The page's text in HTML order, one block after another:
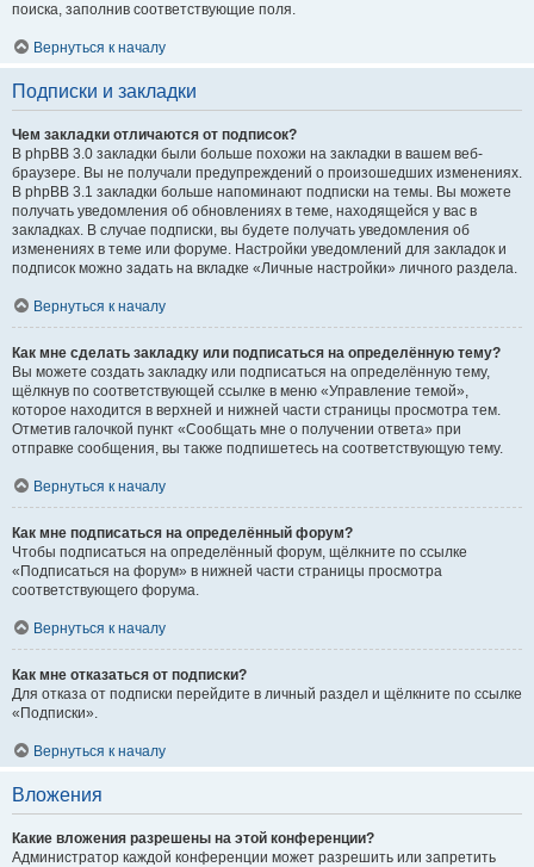
поиска, заполнив соответствующие поля.
Вернуться к началу
Подписки и закладки
Чем закладки отличаются от подписок?
В phpBB 3.0 закладки были больше похожи на закладки в вашем веб-
браузере. Вы не получали предупреждений о произошедших изменениях.
В phpBB 3.1 закладки больше напоминают подписки на темы. Вы можете
получать уведомления об обновлениях в теме, находящейся у вас в
закладках. В случае подписки, вы будете получать уведомления об
изменениях в теме или форуме. Настройки уведомлений для закладок и
подписок можно задать на вкладке «Личные настройки» личного раздела.
Вернуться к началу
Как мне сделать закладку или подписаться на определённую тему?
Вы можете создать закладку или подписаться на определённую тему,
щёлкнув по соответствующей ссылке в меню «Управление темой»,
которое находится в верхней и нижней части страницы просмотра тем.
Отметив галочкой пункт «Сообщать мне о получении ответа» при
отправке сообщения, вы также подпишетесь на соответствующую тему.
Вернуться к началу
Как мне подписаться на определённый форум?
Чтобы подписаться на определённый форум, щёлкните по ссылке
«Подписаться на форум» в нижней части страницы просмотра
соответствующего форума.
Вернуться к началу
Как мне отказаться от подписки?
Для отказа от подписки перейдите в личный раздел и щёлкните по ссылке
«Подписки».
Вернуться к началу
Вложения
Какие вложения разрешены на этой конференции?
Администратор каждой конференции может разрешить или запретить